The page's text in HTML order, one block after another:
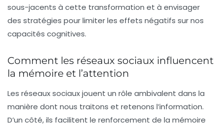
sous-jacents à cette transformation et à envisager
des stratégies pour limiter les effets négatifs sur nos
capacités cognitives.
Comment les réseaux sociaux influencent
la mémoire et l’attention
Les réseaux sociaux jouent un rôle ambivalent dans la
manière dont nous traitons et retenons l’information.
D’un côté, ils facilitent le renforcement de la mémoire